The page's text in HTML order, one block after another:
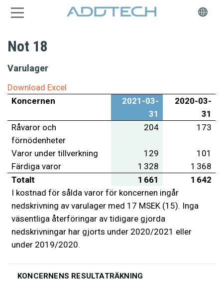
Not 18
Varulager
Download Excel
Koncernen
2021-03-
31
2020-03-
31
Råvaror och
förnödenheter
204 173
Varor under tillverkning 129
101
Färdiga varor
1 328
1 368
Totalt
1 661
1 642
I kostnad för sålda varor för koncernen ingår
nedskrivning av varulager med 17 MSEK (15). Inga
väsentliga återföringar av tidigare gjorda
nedskrivningar har gjorts under 2020/2021 eller
under 2019/2020.
KONCERNENS RESULTATRÄKNING